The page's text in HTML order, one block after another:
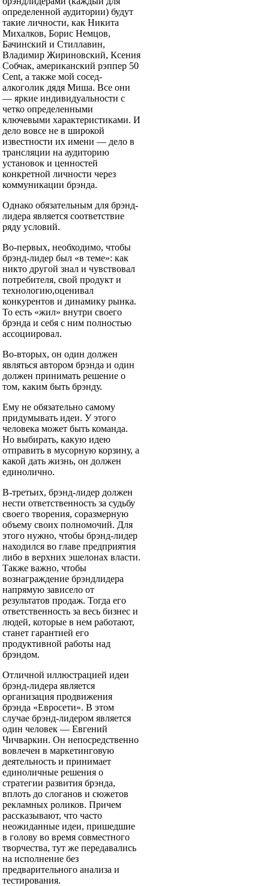
определенной аудитории) будут
такие личности, как Никита
Михалков, Борис Немцов,
Бачинский и Стиллавин,
Владимир Жириновский, Ксения
Собчак, американский рэппер 50
Cent, а также мой сосед-
алкоголик дядя Миша. Все они
— яркие индивидуальности с
четко определенными
ключевыми характеристиками. И
дело вовсе не в широкой
известности их имени — дело в
трансляции на аудиторию
установок и ценностей
конкретной личности через
коммуникации брэнда.
Однако обязательным для брэнд-
лидера является соответствие
ряду условий.
Во-первых, необходимо, чтобы
брэнд-лидер был «в теме»: как
никто другой знал и чувствовал
потребителя, свой продукт и
технологию,оценивал
конкурентов и динамику рынка.
То есть «жил» внутри своего
брэнда и себя с ним полностью
ассоциировал.
Во-вторых, он один должен
являться автором брэнда и один
должен принимать решение о
том, каким быть брэнду.
Ему не обязательно самому
придумывать идеи. У этого
человека может быть команда.
Но выбирать, какую идею
отправить в мусорную корзину, а
какой дать жизнь, он должен
единолично.
В-третьих, брэнд-лидер должен
нести ответственность за судьбу
своего творения, соразмерную
объему своих полномочий. Для
этого нужно, чтобы брэнд-лидер
находился во главе предприятия
либо в верхних эшелонах власти.
Также важно, чтобы
вознаграждение брэндлидера
напрямую зависело от
результатов продаж. Тогда его
ответственность за весь бизнес и
людей, которые в нем работают,
станет гарантией его
продуктивной работы над
брэндом.
Отличной иллюстрацией идеи
брэнд-лидера является
организация продвижения
брэнда «Евросети». В этом
случае брэнд-лидером является
один человек — Евгений
Чичваркин. Он непосредственно
вовлечен в маркетинговую
деятельность и принимает
единоличные решения о
стратегии развития брэнда,
вплоть до слоганов и сюжетов
рекламных роликов. Причем
рассказывают, что часто
неожиданные идеи, пришедшие
в голову во время совместного
творчества, тут же передавались
на исполнение без
предварительного анализа и
тестирования.